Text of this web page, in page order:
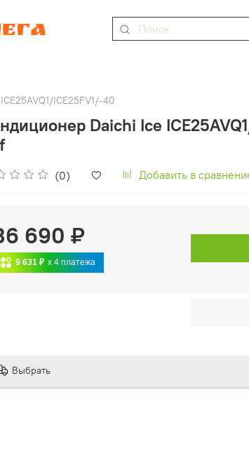
ICE25AVQ1/ICE25FV1/-40
Daichi Ice
(0) Добавить в
690 ₽
9 631 ₽ x 4 платежа
Выбрать